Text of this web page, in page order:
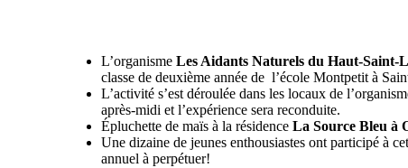
L’organisme Les Aidants Naturels du Haut-Saint-
classe de deuxième année de l’école Montpetit à
L’activité s’est déroulée dans les locaux de
après-midi et l’expérience sera reconduite.
Épluchette de maïs à la résidence La Source Bleu à
Une dizaine de jeunes enthousiastes ont participé à
annuel à perpétuer!